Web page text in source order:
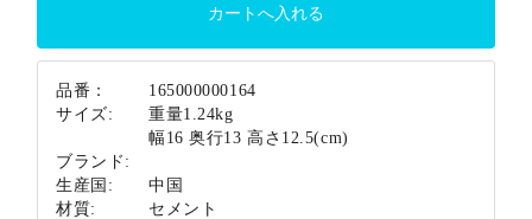
品番：
165000000164
サイズ:
重量1.24kg
幅16 奥行13 高さ12.5(cm)
ブランド:
生産国:
中国
材質:
セメント